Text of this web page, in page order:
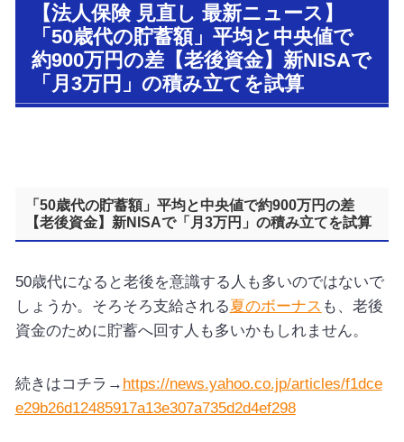
【法人保険 見直し 最新ニュース】
「50歳代の貯蓄額」平均と中央値で
約900万円の差【老後資金】新NISAで
「月3万円」の積み立てを試算
「50歳代の貯蓄額」平均と中央値で約900万円の差
【老後資金】新NISAで「月3万円」の積み立てを試算
50歳代になると老後を意識する人も多いのではないで
しょうか。そろそろ支給される夏のボーナス も、老後
資金のために貯蓄へ回す人も多いかもしれません。
続きはコチラ→ https://news.yahoo.co.jp/articles/f1dce
e29b26d12485917a13e307a735d2d4ef298